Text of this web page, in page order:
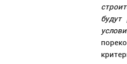
будут